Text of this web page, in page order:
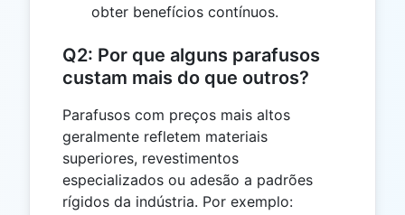
obter benefícios contínuos.
Q2: Por que alguns parafusos
custam mais do que outros?
Parafusos com preços mais altos
geralmente refletem materiais
superiores, revestimentos
especializados ou adesão a padrões
rígidos da indústria. Por exemplo: